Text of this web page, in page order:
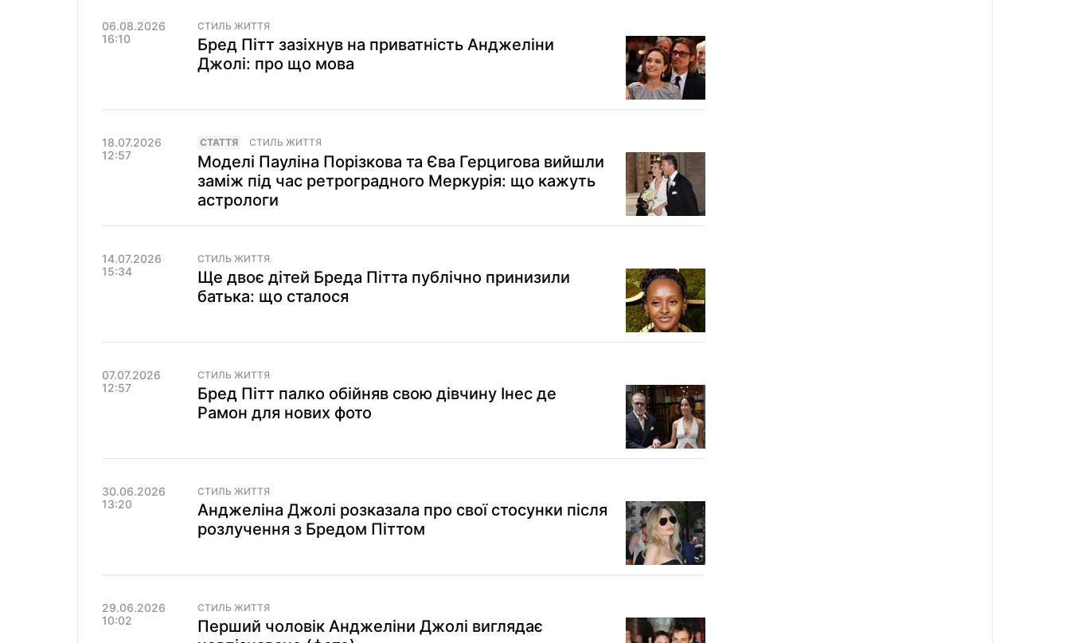
06.08.2026
16:10
СТИЛЬ ЖИТТЯ
Бред Пітт зазіхнув на приватність Анджеліни
Джолі: про що мова
18.07.2026
12:57
СТАТТЯ СТИЛЬ ЖИТТЯ
Моделі Пауліна Порізкова та Єва Герцигова вийшли
заміж під час ретроградного Меркурія: що кажуть
астрологи
14.07.2026
15:34
СТИЛЬ ЖИТТЯ
Ще двоє дітей Бреда Пітта публічно принизили
батька: що сталося
07.07.2026
12:57
СТИЛЬ ЖИТТЯ
Бред Пітт палко обійняв свою дівчину Інес де
Рамон для нових фото
30.06.2026
13:20
СТИЛЬ ЖИТТЯ
Анджеліна Джолі розказала про свої стосунки після
розлучення з Бредом Піттом
29.06.2026
10:02
СТИЛЬ ЖИТТЯ
Перший чоловік Анджеліни Джолі виглядає